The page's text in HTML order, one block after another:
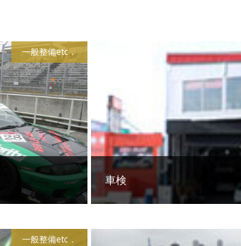
一般整備etc．
車検
一般整備etc．